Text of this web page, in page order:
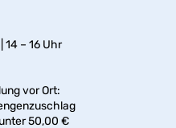
14 – 16 Uhr
vor Ort:
50,00 €